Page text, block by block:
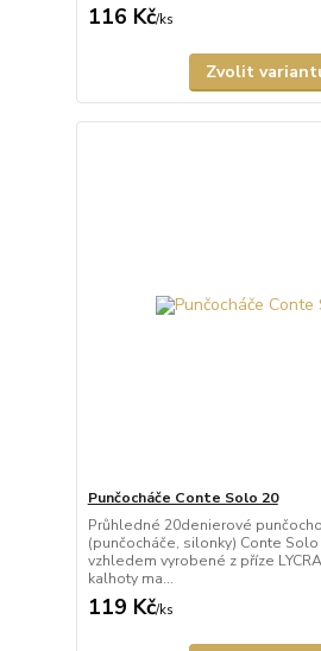
116 Kč/ks
Zvolit
Punčocháče Conte Solo 20
Průhledné 20denierové
(punčocháče, silonky) Conte
vzhledem vyrobené z příze
kalhoty ma...
119 Kč/ks